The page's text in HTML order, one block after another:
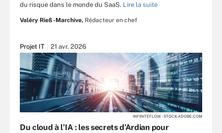
du risque dans le monde du SaaS. Lire la suite
Valéry Rieß-Marchive, Rédacteur en chef
Projet IT 21 avr. 2026
INFINITEFLOW - STOCK.ADOBE.COM
Du cloud à l’IA : les secrets d’Ardian pour